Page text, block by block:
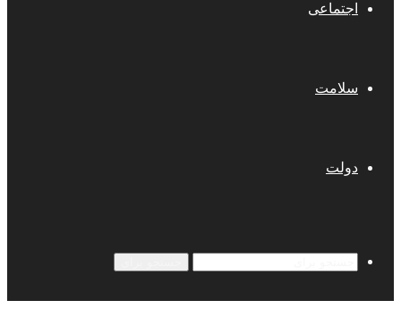
اجتماعی
سلامت
دولت